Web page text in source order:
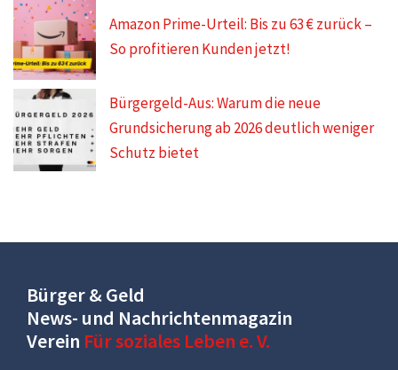
Amazon Prime-Urteil: Bis zu 63 € zurück –
So profitieren Kunden jetzt!
Bürgergeld-Aus: Warum die neue
Grundsicherung ab 2026 deutlich weniger
Schutz bietet
Bürger & Geld
News- und Nachrichtenmagazin
Verein Für soziales Leben e. V.